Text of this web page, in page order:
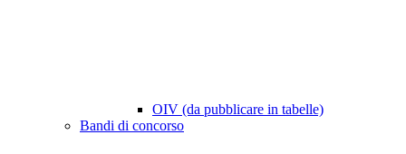
OIV (da pubblicare in tabelle)
Bandi di concorso